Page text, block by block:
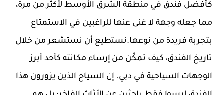
كأفضل فندق في منطقة الشرق الأوسط لأكثر من مرة،
مما جعله وجهة لا غنى عنها للراغبين في الاستمتاع
بتجربة فريدة من نوعها.نستطيع أن نستشعر من خلال
تاريخ الفندق، كيف تمكّن من إرساء مكانته كأحد أبرز
الوجهات السياحية في دبي. إن السياح الذين يزورون هذا